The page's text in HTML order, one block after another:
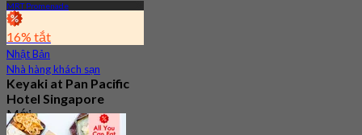
MRT Promenade
16% tắt
Nhật Bản
Nhà hàng khách sạn
Keyaki at Pan Pacific
Hotel Singapore
Mới
4.2